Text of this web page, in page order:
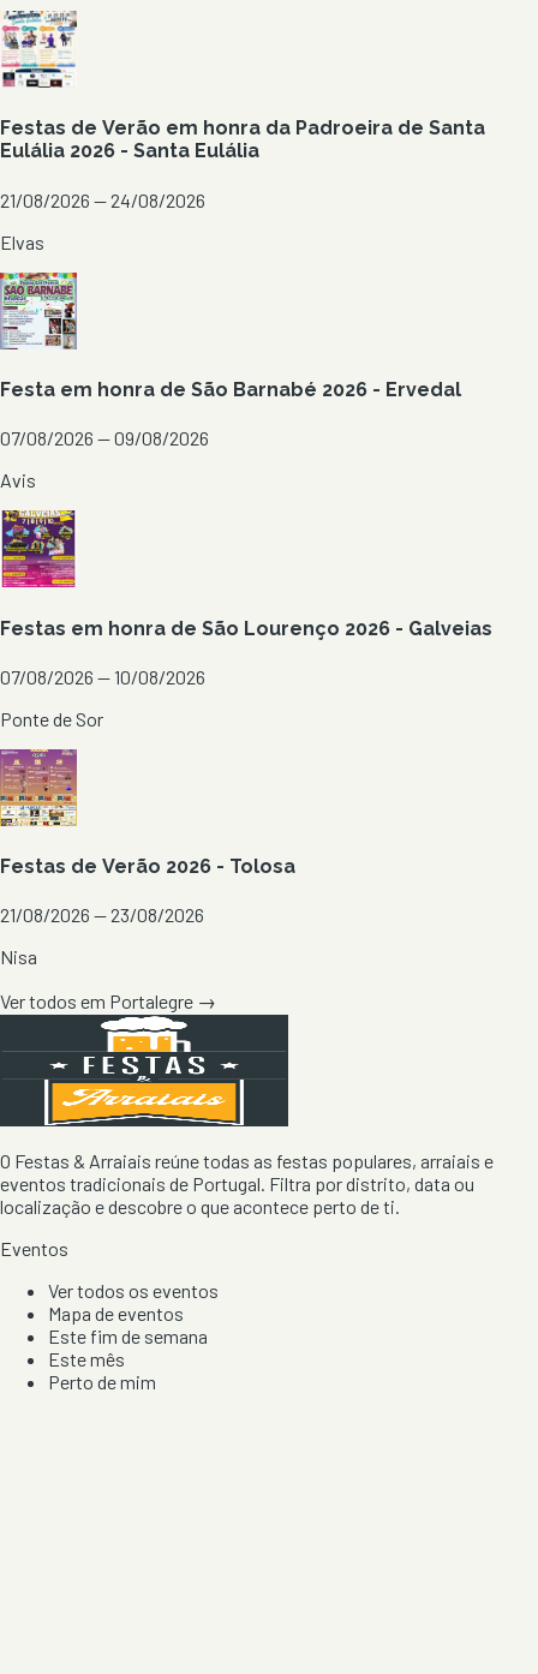
Festas de Verão em honra da Padroeira de Santa
Eulália 2026 - Santa Eulália
21/08/2026 — 24/08/2026
Elvas
Festa em honra de São Barnabé 2026 - Ervedal
07/08/2026 — 09/08/2026
Avis
Festas em honra de São Lourenço 2026 - Galveias
07/08/2026 — 10/08/2026
Ponte de Sor
Festas de Verão 2026 - Tolosa
21/08/2026 — 23/08/2026
Nisa
Ver todos em Portalegre →
O Festas & Arraiais reúne todas as festas populares, arraiais e
eventos tradicionais de Portugal. Filtra por distrito, data ou
localização e descobre o que acontece perto de ti.
Eventos
Ver todos os eventos
Mapa de eventos
Este fim de semana
Este mês
Perto de mim